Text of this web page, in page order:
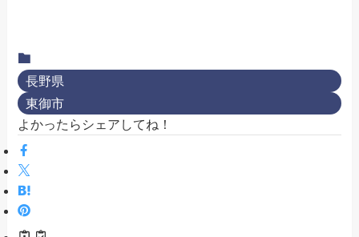
長野県
東御市
よかったらシェアしてね！